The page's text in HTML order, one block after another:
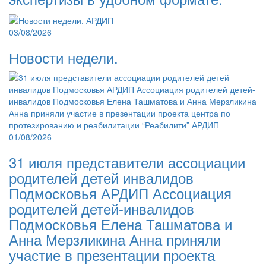
03/08/2026
Новости недели.
01/08/2026
31 июля представители ассоциации
родителей детей инвалидов
Подмосковья АРДИП Ассоциация
родителей детей-инвалидов
Подмосковья Елена Ташматова и
Анна Мерзликина Анна приняли
участие в презентации проекта